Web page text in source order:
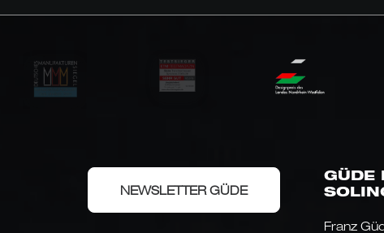
NEWSLETTER GÜDE
GÜDE
Franz